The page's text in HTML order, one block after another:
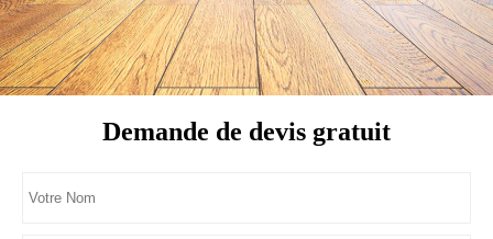
Demande de devis gratuit